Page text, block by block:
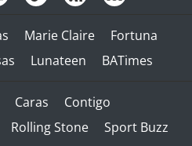
Marie Claire
Fortuna
Lunateen BATimes
Caras
Contigo
Rolling Stone
Sport Buzz